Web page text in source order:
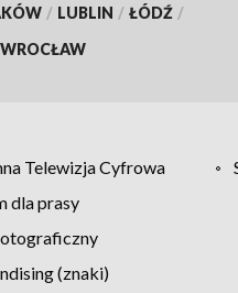
/ LUBLIN / ŁÓDŹ /
WROCŁAW
Telewizja Cyfrowa
dla prasy
(znaki)